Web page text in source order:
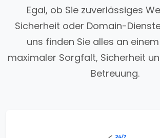
Egal, ob Sie zuverlässiges
Sicherheit oder Domain-
uns finden Sie alles an
maximaler Sorgfalt, Sicherheit
Betreuung.